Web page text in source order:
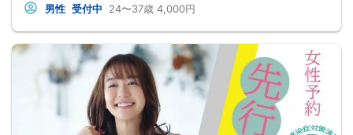
男性 受付中 24〜37歳 4,000円